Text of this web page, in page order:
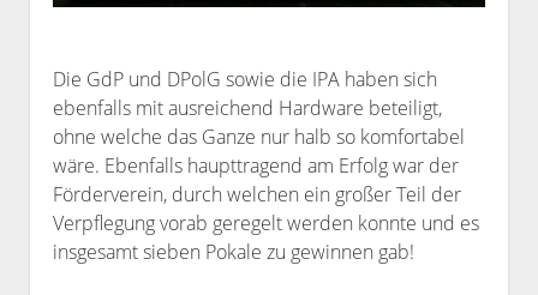
Die GdP und DPolG sowie die IPA haben sich
ebenfalls mit ausreichend Hardware beteiligt,
ohne welche das Ganze nur halb so komfortabel
wäre. Ebenfalls haupttragend am Erfolg war der
Förderverein, durch welchen ein großer Teil der
Verpflegung vorab geregelt werden konnte und es
insgesamt sieben Pokale zu gewinnen gab!